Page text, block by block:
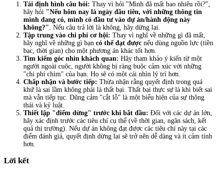
Tái định hình câu hỏi: Thay vì hỏi "Mình đã mất bao nhiêu rồi?",
hãy hỏi "Nếu hôm nay là ngày đầu tiên, với những thông tin
mình đang có, mình có đầu tư vào dự án/hành động này
không?". Nếu câu trả lời là không, hãy dừng lại.
Tập trung vào chi phí cơ hội: Thay vì nghĩ về những gì đã mất,
hãy nghĩ về những gì bạn có thể đạt được nếu dùng nguồn lực (tiền
bạc, thời gian) cho một phương án khác tốt hơn.
Tìm kiếm góc nhìn khách quan: Hãy tham khảo ý kiến từ một
người ngoài cuộc, người không bị ràng buộc cảm xúc với những
"chi phí chìm" của bạn. Họ sẽ có một cái nhìn lý trí hơn.
Chấp nhận và bước tiếp: Thừa nhận rằng quyết định trong quá
khứ là sai lầm không phải là thất bại. Thất bại thực sự là khi biết sai
mà vẫn tiếp tục. Dũng cảm "cắt lỗ" là một biểu hiện của sự thông
thái và kỷ luật.
Thiết lập "điểm dừng" trước khi bắt đầu: Đối với các dự án lớn,
hãy xác định trước các tiêu chí cụ thể (về thời gian, ngân sách, kết
quả thị trường). Nếu dự án không đạt được các tiêu chí này tại các
điểm đánh giá, quyết định dừng lại sẽ trở nên dễ dàng và ít cảm tính
hơn.
Lời kết